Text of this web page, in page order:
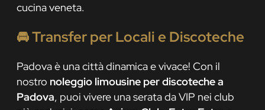
cucina veneta.
🚘Transfer per Locali e Discoteche
Padova è una città dinamica e vivace! Con il
nostro noleggio limousine per discoteche a
Padova, puoi vivere una serata da VIP nei club